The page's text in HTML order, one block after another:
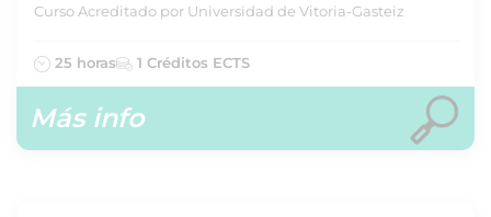
Curso Acreditado por Universidad de Vitoria-Gasteiz
25 horas 1 Créditos ECTS
Más info